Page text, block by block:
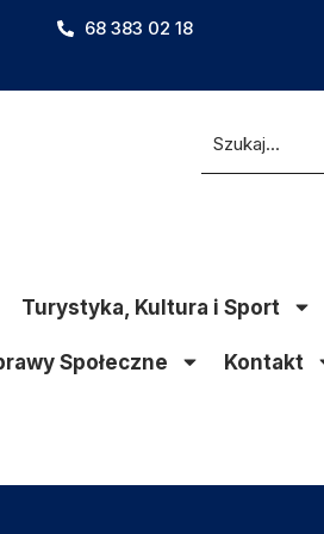
68 383 02 18
Turystyka, Kultura i Sport
Społeczne Kontakt